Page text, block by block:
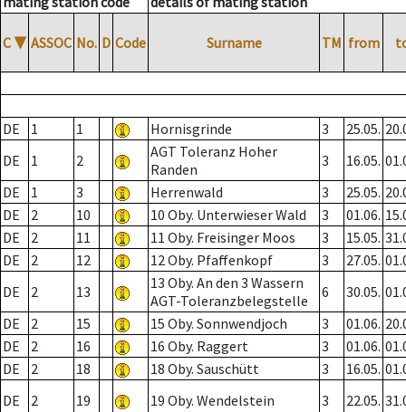
C ▼ ASSOC No. D Code Surname TM from
DE 1 1 Hornisgrinde 3 25.05.
DE
1 2
AGT Toleranz Hoher
Randen
3 16.05.
DE
1 3 Herrenwald 3 25.05.
DE
2 10 10 Oby. Unterwieser Wald 3 01.06.
DE
2 11 11 Oby. Freisinger Moos 3 15.05.
DE
2 12 12 Oby. Pfaffenkopf 3 27.05.
DE
2 13
13 Oby. An den 3 Wassern
AGT-Toleranzbelegstelle
6 30.05.
DE
2 15 15 Oby. Sonnwendjoch 3 01.06.
DE
2 16 16 Oby. Raggert 3 01.06.
DE
2 18 18 Oby. Sauschütt 3 16.05.
DE
2 19 19 Oby. Wendelstein 3 22.05.